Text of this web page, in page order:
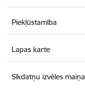
Piekļūstamība
Lapas karte
Sīkdatņu izvēles maiņa